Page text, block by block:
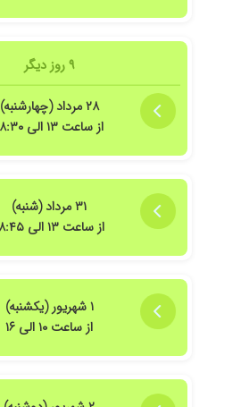
عالیی و با سواد و حرفه ایی
ایشون کارشون بی نظیره
درمان ریشه کارشون فوق العاده بود
۹ روز دیگر
۲۸ مرداد (چهارشنبه)
از ساعت ۱۳ الی ۱۸:۳۰
۳۱ مرداد (شنبه)
از ساعت ۱۳ الی ۱۸:۴۵
۱ شهریور (یکشنبه)
از ساعت ۱۰ الی ۱۶